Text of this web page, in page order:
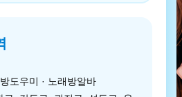
도우미 · 노래방알바